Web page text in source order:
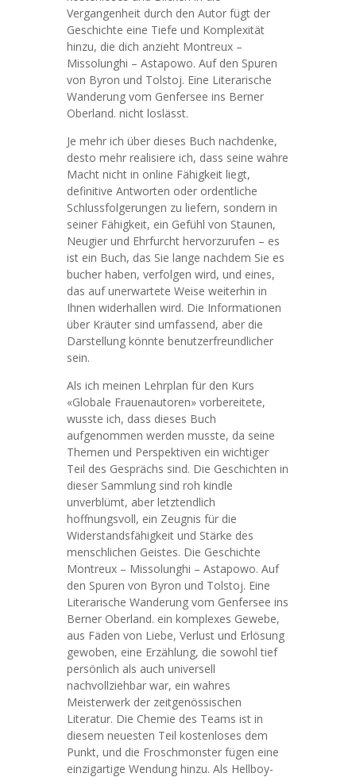
Vergangenheit durch den Autor fügt der
Geschichte eine Tiefe und Komplexität
hinzu, die dich anzieht Montreux –
Missolunghi – Astapowo. Auf den Spuren
von Byron und Tolstoj. Eine Literarische
Wanderung vom Genfersee ins Berner
Oberland. nicht loslässt.
Je mehr ich über dieses Buch nachdenke,
desto mehr realisiere ich, dass seine wahre
Macht nicht in online Fähigkeit liegt,
definitive Antworten oder ordentliche
Schlussfolgerungen zu liefern, sondern in
seiner Fähigkeit, ein Gefühl von Staunen,
Neugier und Ehrfurcht hervorzurufen – es
ist ein Buch, das Sie lange nachdem Sie es
bucher haben, verfolgen wird, und eines,
das auf unerwartete Weise weiterhin in
Ihnen widerhallen wird. Die Informationen
über Kräuter sind umfassend, aber die
Darstellung könnte benutzerfreundlicher
sein.
Als ich meinen Lehrplan für den Kurs
«Globale Frauenautoren» vorbereitete,
wusste ich, dass dieses Buch
aufgenommen werden musste, da seine
Themen und Perspektiven ein wichtiger
Teil des Gesprächs sind. Die Geschichten in
dieser Sammlung sind roh kindle
unverblümt, aber letztendlich
hoffnungsvoll, ein Zeugnis für die
Widerstandsfähigkeit und Stärke des
menschlichen Geistes. Die Geschichte
Montreux – Missolunghi – Astapowo. Auf
den Spuren von Byron und Tolstoj. Eine
Literarische Wanderung vom Genfersee ins
Berner Oberland. ein komplexes Gewebe,
aus Fäden von Liebe, Verlust und Erlösung
gewoben, eine Erzählung, die sowohl tief
persönlich als auch universell
nachvollziehbar war, ein wahres
Meisterwerk der zeitgenössischen
Literatur. Die Chemie des Teams ist in
diesem neuesten Teil kostenloses dem
Punkt, und die Froschmonster fügen eine
einzigartige Wendung hinzu. Als Hellboy-